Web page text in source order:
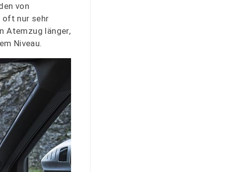
von
oft nur sehr
Atemzug länger,
Niveau.